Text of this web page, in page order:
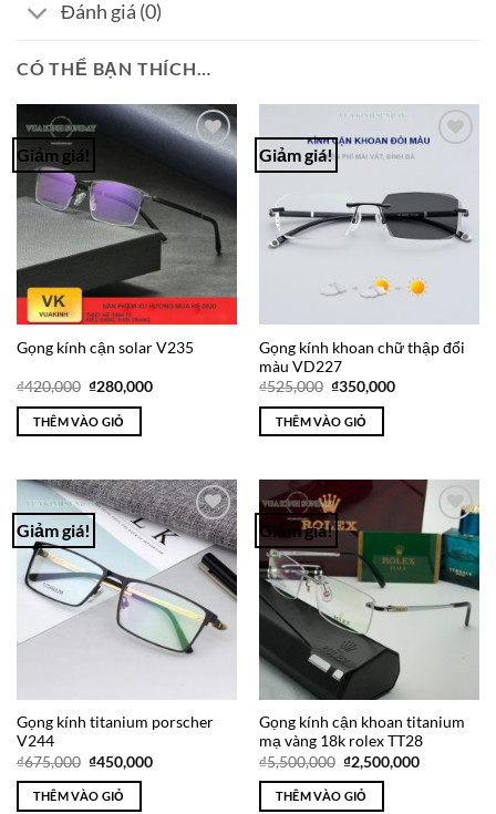
Đánh giá (0)
CÓ THỂ BẠN THÍCH…
Giảm giá!
Add to
Wishlist
Gọng kính cận solar V235
₫420,000 Giá
là:
₫420,000.
₫280,000Giá
THÊM VÀO GIỎ
Giảm giá!
Gọng kính khoan chữ thập đổi
màu VD227
₫525,000 Giá
là:
₫525,000.
₫350,000Giá
THÊM VÀO GIỎ
Giảm giá!
Add to
Wishlist
Gọng kính titanium porscher
V244
₫675,000 Giá
là:
₫675,000.
₫450,000Giá
THÊM VÀO GIỎ
Giảm giá!
Add to
Wishlist
Gọng kính cận khoan titanium
mạ vàng 18k rolex TT28
₫5,500,000 Giá
gốc
là:
₫5,500,000.
₫2,500,000Giá
THÊM VÀO GIỎ